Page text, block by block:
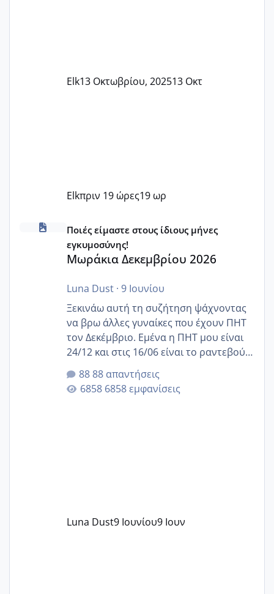
Elk13 Οκτωβρίου, 202513 Οκτ
Elkπριν 19 ώρες19 ωρ
Μωράκια Δεκεμβρίου 2026
Ποιές είμαστε στους ίδιους μήνες
εγκυμοσύνης!
Μωράκια Δεκεμβρίου 2026
Luna Dust· 9 Ιουνίου
Ξεκινάω αυτή τη συζήτηση ψάχνοντας
να βρω άλλες γυναίκες που έχουν ΠΗΤ
τον Δεκέμβριο. Εμένα η ΠΗΤ μου είναι
24/12 και στις 16/06 είναι το ραντεβού
της αυχενικής διαφάνειας. Έχω αρκετό
άγχος και οι μέρες δεν φαίνεται να
περνάνε με τίποτα.
88 απαντήσεις
6858 εμφανίσεις
Luna Dust9 Ιουνίου9 Ιουν